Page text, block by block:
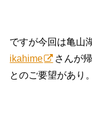
ですが今回は亀山
ikahime
さんが
とのご要望があり。